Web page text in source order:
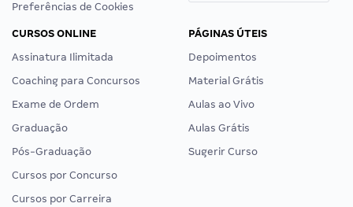
Preferências de Cookies
CURSOS ONLINE
Assinatura Ilimitada
Coaching para Concursos
Exame de Ordem
Graduação
Pós-Graduação
Cursos por Concurso
Cursos por Carreira
PÁGINAS ÚTEIS
Depoimentos
Material Grátis
Aulas ao Vivo
Aulas Grátis
Sugerir Curso